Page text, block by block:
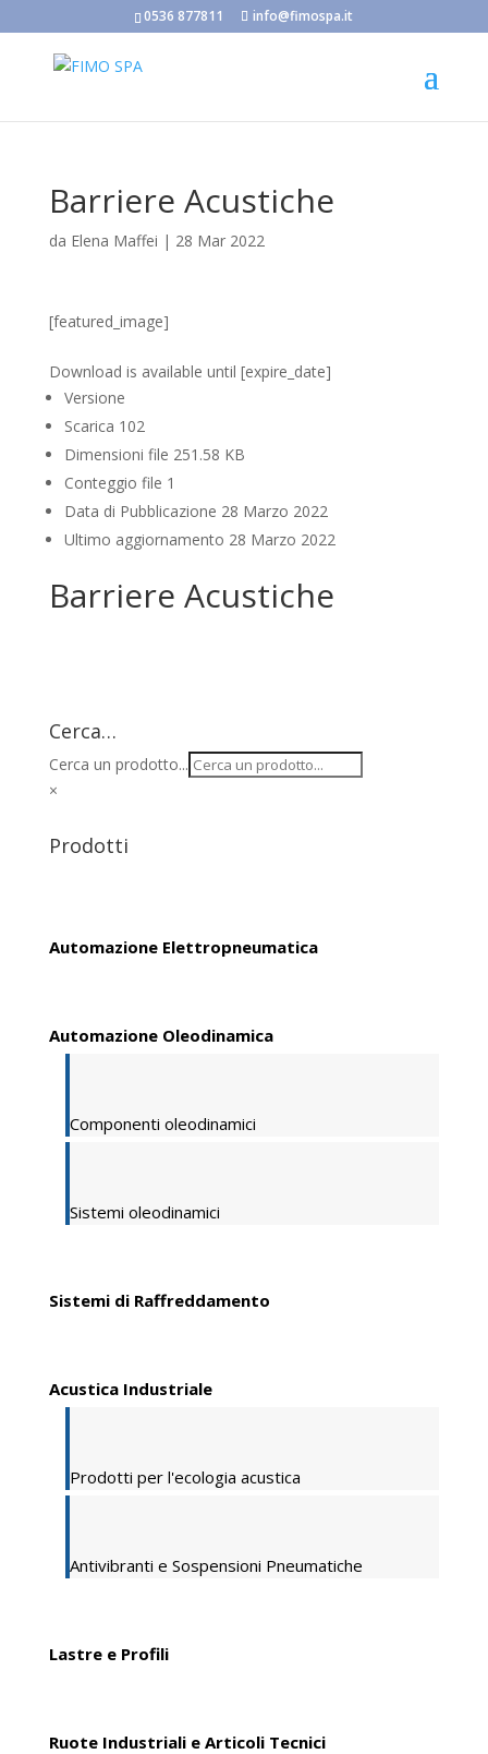
0536 877811 info@fimospa.it
Barriere Acustiche
da Elena Maffei | 28 Mar 2022
[featured_image]
Download is available until [expire_date]
Versione
Scarica 102
Dimensioni file 251.58 KB
Conteggio file 1
Data di Pubblicazione 28 Marzo 2022
Ultimo aggiornamento 28 Marzo 2022
Barriere Acustiche
Cerca…
Cerca un prodotto...
×
Prodotti
Automazione Elettropneumatica
Automazione Oleodinamica
Componenti oleodinamici
Sistemi oleodinamici
Sistemi di Raffreddamento
Acustica Industriale
Prodotti per l'ecologia acustica
Antivibranti e Sospensioni Pneumatiche
Lastre e Profili
Ruote Industriali e Articoli Tecnici